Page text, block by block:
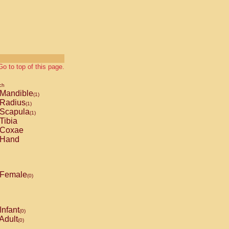
to top of this page.
Mandible(1)
Radius(1)
Scapula(1)
Tibia
Coxae
Hand
Female(0)
Infant(0)
(0)